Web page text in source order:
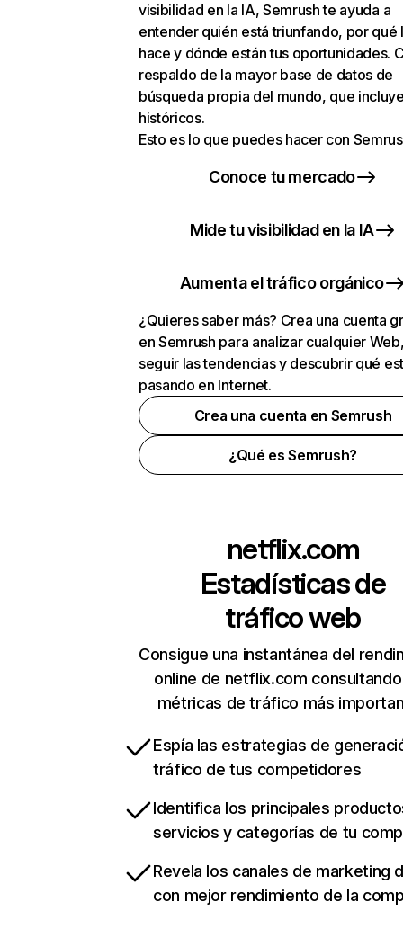
visibilidad en la IA, Semrush te ayuda a
entender quién está triunfando, por qué
hace y dónde están tus oportunidades.
respaldo de la mayor base de datos de
búsqueda propia del mundo, que
históricos.
Esto es lo que puedes hacer con
Conoce tu mercado
Mide tu visibilidad en la IA
Aumenta el tráfico orgánico
¿Quieres saber más? Crea una cuenta
en Semrush para analizar cualquier
seguir las tendencias y descubrir qué
pasando en Internet.
Crea una cuenta en Semrush
¿Qué es Semrush?
netflix.com
Estadísticas de
tráfico web
Consigue una instantánea del
online de netflix.com
métricas de tráfico más
Espía las estrategias de
tráfico de tus competidores
Identifica los principales
servicios y categorías de tu
Revela los canales de marketing
con mejor rendimiento de la